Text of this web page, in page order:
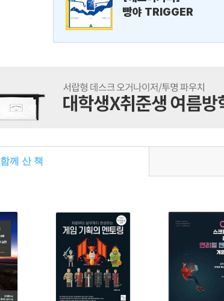
빵야 TRIGGER
함께 산 책